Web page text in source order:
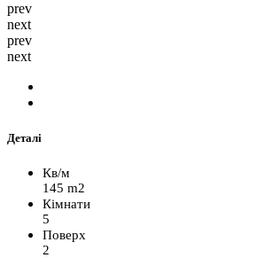
prev
next
prev
next
Деталі
Кв/м
145 m2
Кімнати
5
Поверх
2